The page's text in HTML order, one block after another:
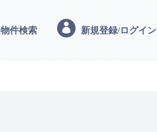
物件検索 新規登録/ログイン